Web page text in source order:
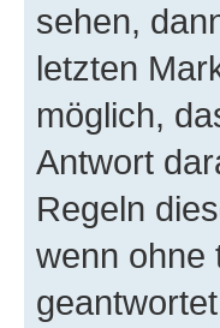
sehen,
letzten
möglich,
Antwort
Regeln
wenn ohne